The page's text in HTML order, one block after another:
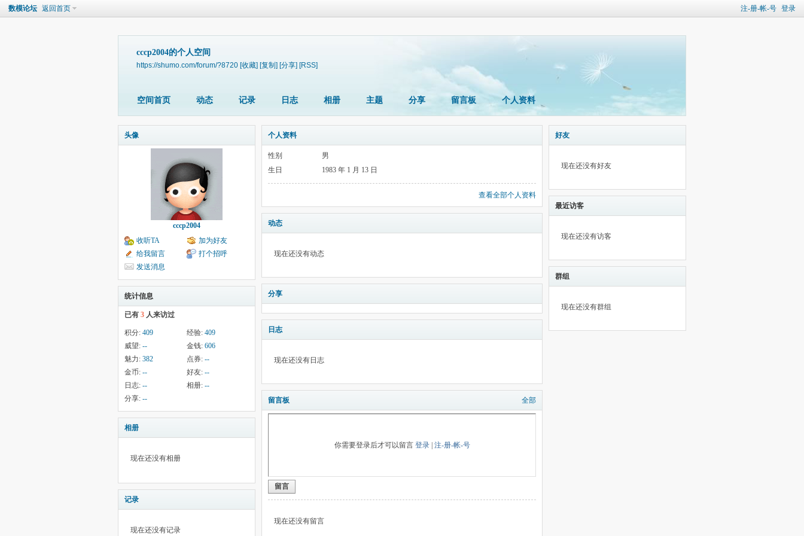
注-册-帐-号 登录
数模论坛 返回首页
cccp2004的个人空间
https://shumo.com/forum/?8720 [收藏] [复制] [分享] [RSS]
空间首页 动态 记录 日志 相册 主题 分享 留言板 个人资料
头像
cccp2004
收听TA
加为好友
给我留言
打个招呼
发送消息
统计信息
已有 3 人来访过
积分: 409 经验: 409
威望: -- 金钱: 606
魅力: 382 点券: --
金币: -- 好友: --
日志: -- 相册: --
分享: --
相册
现在还没有相册
记录
现在还没有记录
个人资料
性别
男
生日
1983 年 1 月 13 日
查看全部个人资料
动态
现在还没有动态
分享
日志
现在还没有日志
留言板 全部
你需要登录后才可以留言 登录| 注-册-帐-号
留言
现在还没有留言
好友
现在还没有好友
最近访客
现在还没有访客
群组
现在还没有群组